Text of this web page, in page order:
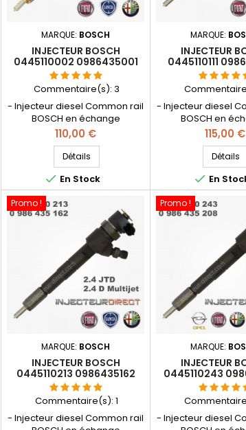
MARQUE: BOSCH
INJECTEUR BOSCH
0445110002 0986435001
464302102 464629710
46472233 95400103
71724116
Commentaire(s): 3
- Injecteur diesel Common rail
BOSCH en échange
réparation - Pièce d'origine -
Références compatibles:
0986435001 , 0 445 110 002 , 0
986 435 001 , 0000046472233 ,
464302102 , 464629710 ,
46472233 , 95400103 , 71724116
- Pour motorisation Fiat ,
Lancia , Alfa Roméo 1.9JTD et
Prix
110,00 €
Détails
 En Stock
MARQUE:
INJECTEUR
0445110111
1.9JTD 2.4JTD
55192489
- Injecteur diesel
BOSCH en
réparation -
compatible:
, 0000073503097 ,
55192489 ,
, 73503097 - Pour
Fiat , Alfa Roméo ,
, 1.9JTDM ,
d'origine
Prix
115,00 €
Détails
 En
Promo !
MARQUE: BOSCH
INJECTEUR BOSCH
0445110213 0986435162
55221021 71792985
71793290 71794168
Commentaire(s): 1
- Injecteur diesel Common rail
Promo !
MARQUE:
INJECTEUR
0445110243
0986435104
55196295
- Injecteur diesel